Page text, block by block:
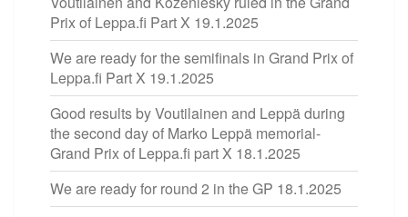
Prix of Leppa.fi Part X 19.1.2025
We are ready for the semifinals in Grand Prix of
Leppa.fi Part X 19.1.2025
Good results by Voutilainen and Leppä during
the second day of Marko Leppä memorial-
Grand Prix of Leppa.fi part X 18.1.2025
We are ready for round 2 in the GP 18.1.2025